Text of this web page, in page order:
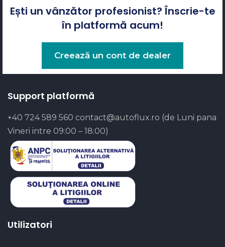
Ești un vânzător profesionist? Înscrie-te
în platformă acum!
Creează un cont de dealer
Support platformă
+40 724 589 560 contact@autoflux.ro (de Luni pana
Vineri intre 09:00 – 18:00)
Utilizatori